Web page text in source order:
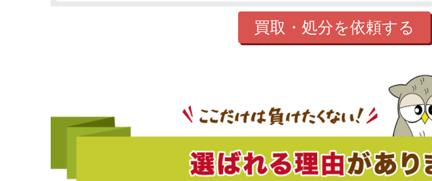
買取・処分を依頼する